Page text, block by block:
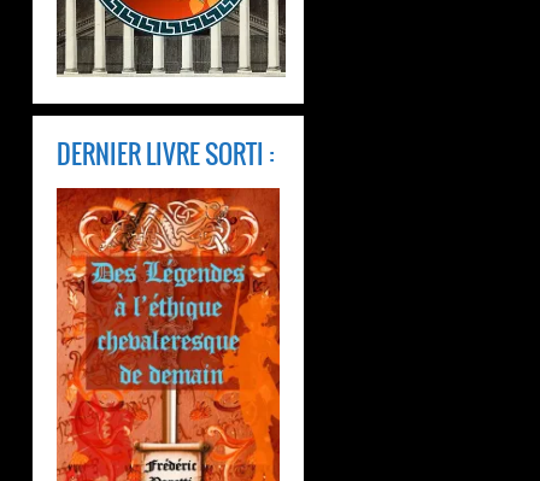
DERNIER LIVRE SORTI :